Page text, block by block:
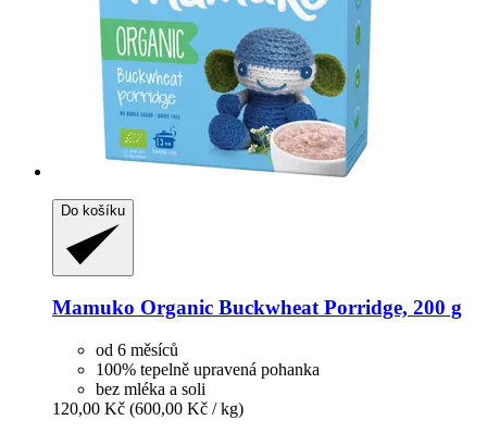
Do košíku
Mamuko Organic Buckwheat Porridge, 200 g
od 6 měsíců
100% tepelně upravená pohanka
bez mléka a soli
120,00 Kč (600,00 Kč / kg)